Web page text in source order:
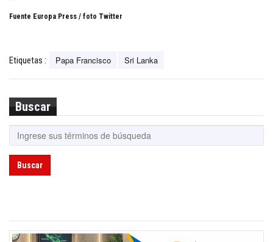
Fuente Europa Press / foto Twitter
Etiquetas : Papa Francisco Sri Lanka
Buscar
Buscar